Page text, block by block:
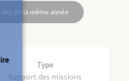
de la même année
Type
Rapport des missions